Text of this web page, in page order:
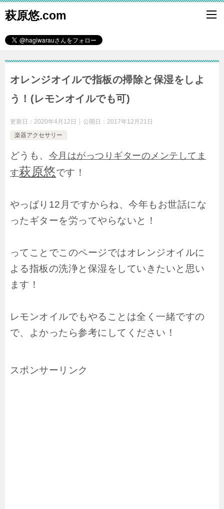
萩原悠.com
オレンジオイルで指板の掃除と保湿をしよ
う！(レモンオイルでも可)
更新日： 2020年4月12日 公開日： 2017年12月21日
楽器アクセサリー
どうも、 今月はがっつりギターのメンテしてま
す萩原悠です！
やっぱり12月ですからね、今年もお世話にな
ったギターを労ってやらないと！
ってことでこのページではオレンジオイルに
よる指板の洗浄と保湿をしていきたいと思い
ます！
レモンオイルでもやることは全く一緒ですの
で、よかったら参考にしてください！
スポンサーリンク